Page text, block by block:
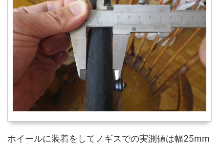
ホイールに装着をしてノギスでの実測値は幅25mm